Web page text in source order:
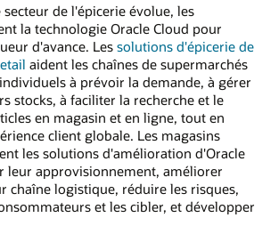
de l'épicerie évolue, les
la technologie Oracle Cloud pour
d'avance. Les solutions d'épicerie de
aident les chaînes de supermarchés
à prévoir la demande, à gérer
stocks, à faciliter la recherche et le
en magasin et en ligne, tout en
client globale. Les magasins
les solutions d'amélioration d'Oracle
leur approvisionnement, améliorer
chaîne logistique, réduire les risques,
et les cibler, et développer